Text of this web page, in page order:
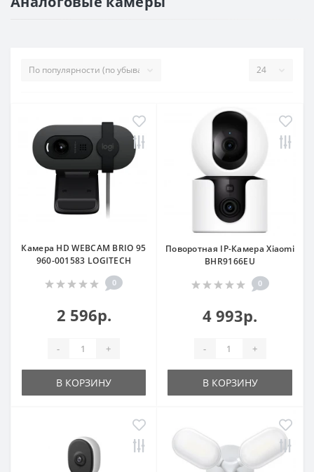
Камера HD WEBCAM BRIO 95
960-001583 LOGITECH
0
2 596р.
- +
В КОРЗИНУ
Поворотная IP-Камера Xiaomi
BHR9166EU
0
4 993р.
- +
В КОРЗИНУ